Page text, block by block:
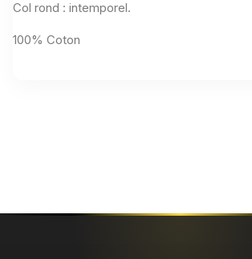
Col rond : intemporel.
100% Coton